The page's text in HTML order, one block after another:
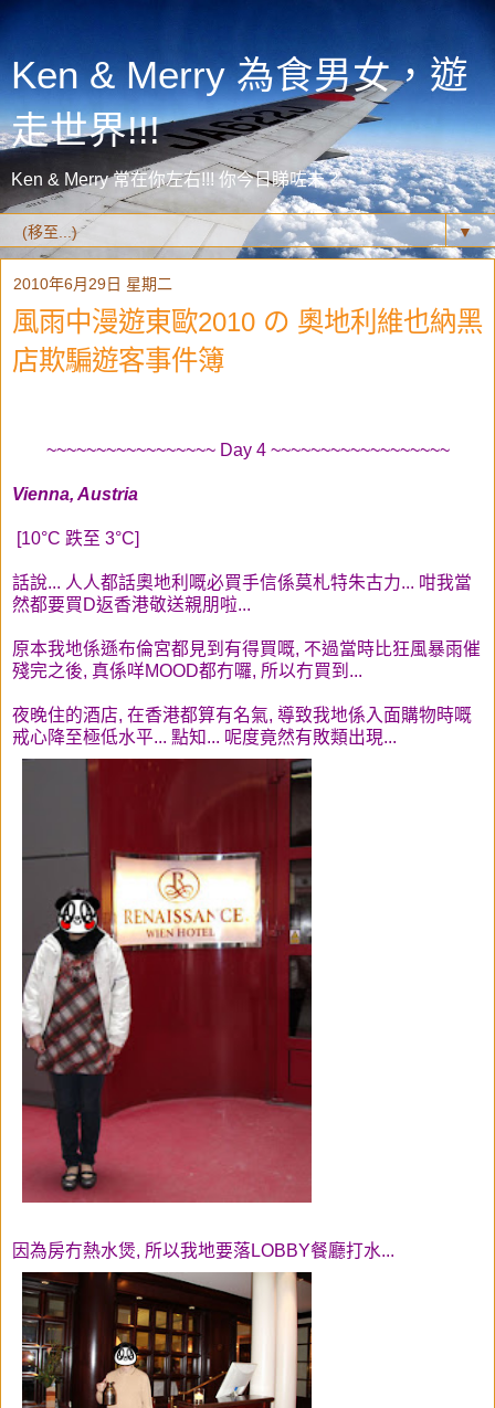
Ken & Merry 為食男女，遊
走世界!!!
Ken & Merry 常在你左右!!! 你今日睇咗未？
▼
2010年6月29日 星期二
風雨中漫遊東歐2010 の 奧地利維也納黑
店欺騙遊客事件簿
~~~~~~~~~~~~~~~~~ Day 4 ~~~~~~~~~~~~~~~~~~
Vienna, Austria
[10°C 跌至 3°C]
話說... 人人都話奧地利嘅必買手信係莫札特朱古力... 咁我當
然都要買D返香港敬送親朋啦...
原本我地係遜布倫宮都見到有得買嘅, 不過當時比狂風暴雨催
殘完之後, 真係咩MOOD都冇囉, 所以冇買到...
夜晚住的酒店, 在香港都算有名氣, 導致我地係入面購物時嘅
戒心降至極低水平... 點知... 呢度竟然有敗類出現...
因為房冇熱水煲, 所以我地要落LOBBY餐廳打水...